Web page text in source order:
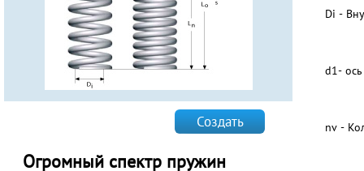
Создать
Огромный спектр пружин
Di -
d1- ось
nv -